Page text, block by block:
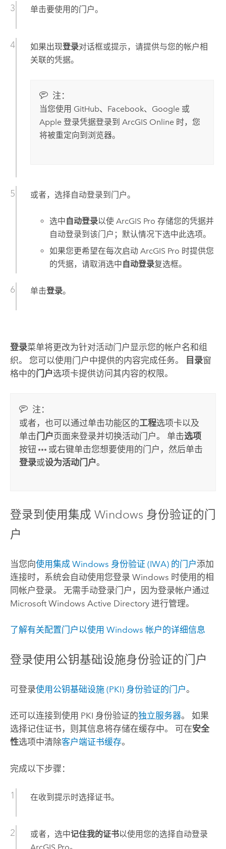
单击要使用的门户。
如果出现登录对话框或提示，请提供与您的帐户相
关联的凭据。
注：
当您使用 GitHub、 Facebook、 Google或
Apple登录凭据登录到 ArcGIS Online时，您
将被重定向到浏览器。
或者，选择自动登录到门户。
选中 自动登录以使ArcGIS Pro 存储您的凭据并
自动登录到该门户；默认情况下选中此选项。
如果您更希望在每次启动ArcGIS Pro 时提供您
的凭据，请取消选中自动登录复选框。
单击登录。
登录菜单将更改为针对活动门户显示您的帐户名和组
织。 您可以使用门户中提供的内容完成任务。
目录窗
格中的门户选项卡提供访问其内容的权限。
注：
或者，也可以通过单击功能区的工程选项卡以及
单击门户页面来登录并切换活动门户。 单击选项
按钮
或右键单击您想要使用的门户，然后单击
登录或设为活动门户。
登录到使用集成 Windows 身份验证的门
户
当您向使用集成 Windows 身份验证 (IWA) 的门户添加
连接时，系统会自动使用您登录 Windows 时使用的相
同帐户登录。 无需手动登录门户，因为登录帐户通过
Microsoft Windows Active Directory 进行管理。
了解有关配置门户以使用 Windows 帐户的详细信息
登录使用公钥基础设施身份验证的门户
可登录使用公钥基础设施 (PKI) 身份验证的门户。
还可以连接到使用 PKI 身份验证的独立服务器。 如果
选择记住证书，则其信息将存储在缓存中。 可在安全
性选项中清除客户端证书缓存。
完成以下步骤：
在收到提示时选择证书。
或者，选中记住我的证书以使用您的选择自动登录